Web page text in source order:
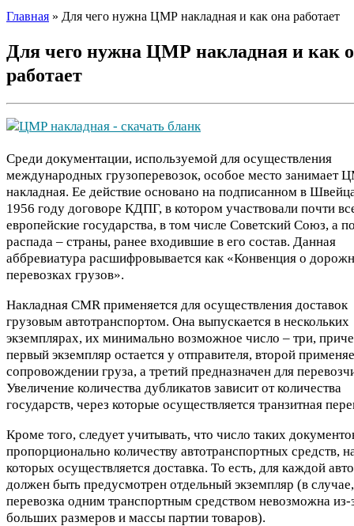
Главная » Для чего нужна ЦМР накладная и как она работает
Для чего нужна ЦМР накладная и как
работает
Среди документации, используемой для осуществления
международных грузоперевозок, особое место занимает
накладная. Ее действие основано на подписанном в
1956 году договоре КДПГ, в котором участвовали почти
европейские государства, в том числе Советский Союз, а
распада – страны, ранее входившие в его состав. Данная
аббревиатура расшифровывается как «Конвенция о
перевозках грузов».
Накладная CMR применяется для осуществления доставок
грузовым автотранспортом. Она выпускается в нескольких
экземплярах, их минимально возможное число – три,
первый экземпляр остается у отправителя, второй
сопровождении груза, а третий предназначен для
Увеличение количества дубликатов зависит от количества
государств, через которые осуществляется транзитная
Кроме того, следует учитывать, что число таких
пропорционально количеству автотранспортных средств,
которых осуществляется доставка. То есть, для каждой
должен быть предусмотрен отдельный экземпляр (в
перевозка одним транспортным средством невозможна из-
больших размеров и массы партии товаров).